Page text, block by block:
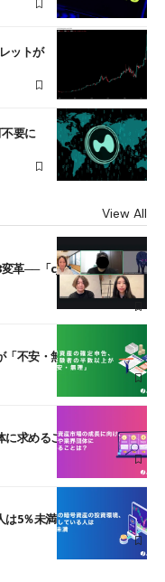
ットが
要に
View All
革──「cJPY」とAIの融合
「不安・無理」
に求めることは？
は5％未満